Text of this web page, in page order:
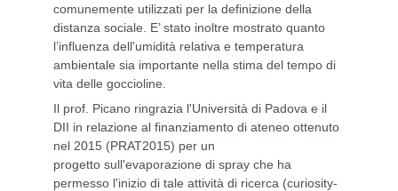
comunemente utilizzati per la definizione della
distanza sociale. E’ stato inoltre mostrato quanto
l’influenza dell'umidità relativa e temperatura
ambientale sia importante nella stima del tempo di
vita delle goccioline.
Il prof. Picano ringrazia l'Università di Padova e il
DII in relazione al finanziamento di ateneo ottenuto
nel 2015 (PRAT2015) per un
progetto sull'evaporazione di spray che ha
permesso l'inizio di tale attività di ricerca (curiosity-